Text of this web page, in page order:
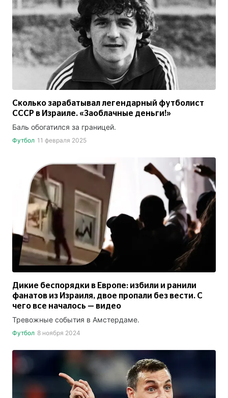
Сколько зарабатывал легендарный футболист
СССР в Израиле. «Заоблачные деньги!»
Баль обогатился за границей.
Футбол 11 февраля 2025
Дикие беспорядки в Европе: избили и ранили
фанатов из Израиля, двое пропали без вести. С
чего все началось — видео
Тревожные события в Амстердаме.
Футбол 8 ноября 2024